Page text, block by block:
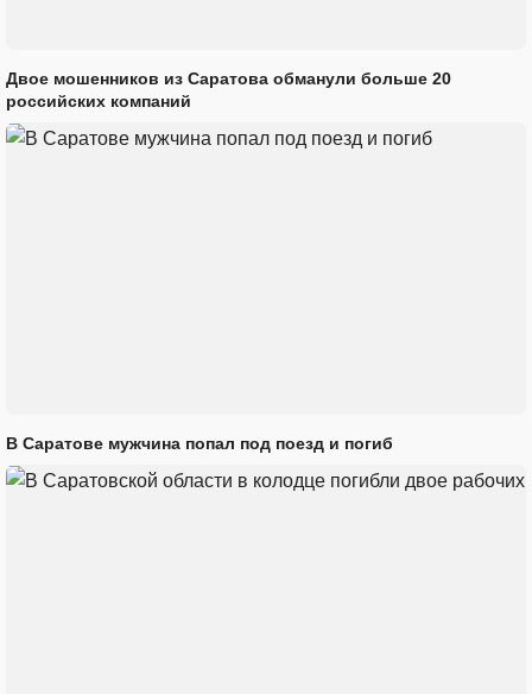
Двое мошенников из Саратова обманули больше 20
российских компаний
В Саратове мужчина попал под поезд и погиб